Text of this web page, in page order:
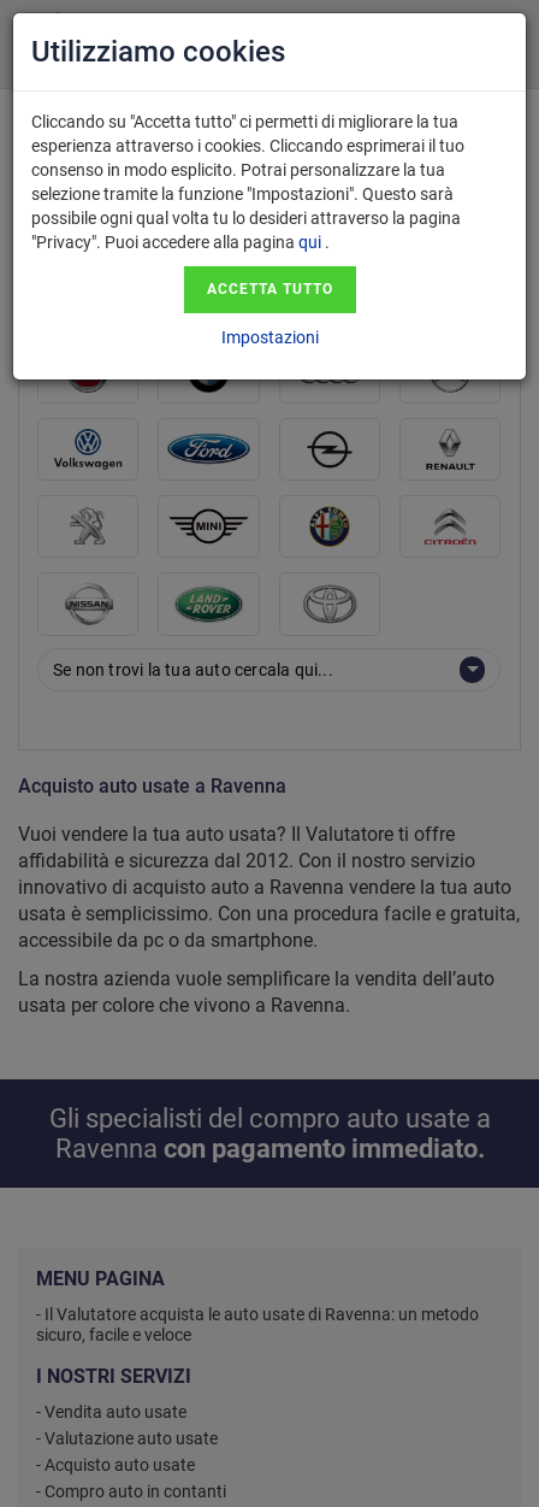
Valutazione gratuita e acquisto auto
usate a Ravenna
con pagamento immediato
Se non trovi la tua auto cercala qui...
Acquisto auto usate a Ravenna
Vuoi vendere la tua auto usata? Il Valutatore ti offre
affidabilità e sicurezza dal 2012. Con il nostro servizio
innovativo di acquisto auto a Ravenna vendere la tua auto
usata è semplicissimo. Con una procedura facile e gratuita,
accessibile da pc o da smartphone.
La nostra azienda vuole semplificare la vendita dell’auto
usata per colore che vivono a Ravenna.
Gli specialisti del compro auto usate a
Ravenna con pagamento immediato.
MENU PAGINA
- Il Valutatore acquista le auto usate di Ravenna: un metodo
sicuro, facile e veloce
I NOSTRI SERVIZI
- Vendita auto usate
- Valutazione auto usate
- Acquisto auto usate
- Compro auto in contanti
Utilizziamo cookies
Cliccando su "Accetta tutto" ci permetti di migliorare la tua
esperienza attraverso i cookies. Cliccando esprimerai il tuo
consenso in modo esplicito. Potrai personalizzare la tua
selezione tramite la funzione "Impostazioni". Questo sarà
possibile ogni qual volta tu lo desideri attraverso la pagina
"Privacy". Puoi accedere alla pagina qui .
ACCETTA TUTTO
Impostazioni